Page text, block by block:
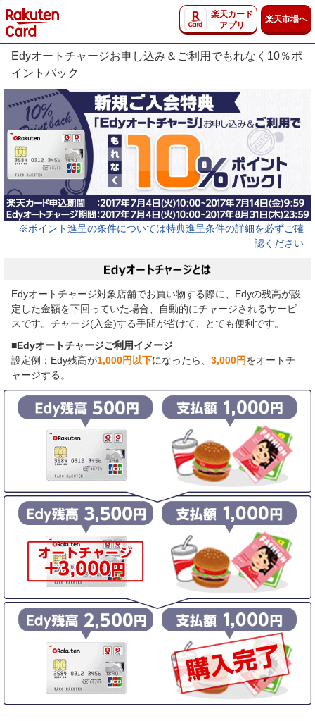
楽天カード
アプリ
楽天市場へ
Edyオートチャージお申し込み＆ご利用でもれなく10％ポ
イントバック
※ポイント進呈の条件については特典進呈条件の詳細を必ずご確
認ください
Edyオートチャージ対象店舗でお買い物する際に、Edyの残高が設
定した金額を下回っていた場合、自動的にチャージされるサービ
スです。チャージ(入金)する手間が省けて、とても便利です。
■Edyオートチャージご利用イメージ
設定例：Edy残高が1,000円以下になったら、 3,000円をオートチ
ャージする。